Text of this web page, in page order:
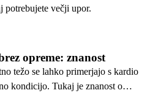
potrebujete večji upor.
opreme: znanost
težo se lahko primerjajo s kardio
kondicijo. Tukaj je znanost o